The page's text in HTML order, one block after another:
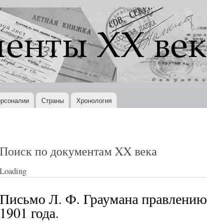
Перейти к
основному
содержанию
Страны Хронология
Поиск по документам XX века
Loading
Письмо Л. Ф. Граумана
1901 года.